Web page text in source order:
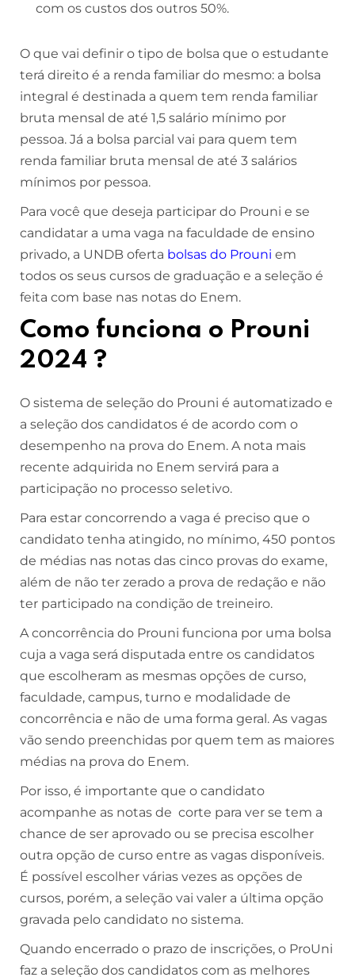
com os custos dos outros 50%.
O que vai definir o tipo de bolsa que o estudante
terá direito é a renda familiar do mesmo: a bolsa
integral é destinada a quem tem renda familiar
bruta mensal de até 1,5 salário mínimo por
pessoa. Já a bolsa parcial vai para quem tem
renda familiar bruta mensal de até 3 salários
mínimos por pessoa.
Para você que deseja participar do Prouni e se
candidatar a uma vaga na faculdade de ensino
privado, a UNDB oferta bolsas do Prouni em
todos os seus cursos de graduação e a seleção é
feita com base nas notas do Enem.
Como funciona o Prouni
2024 ?
O sistema de seleção do Prouni é automatizado e
a seleção dos candidatos é de acordo com o
desempenho na prova do Enem. A nota mais
recente adquirida no Enem servirá para a
participação no processo seletivo.
Para estar concorrendo a vaga é preciso que o
candidato tenha atingido, no mínimo, 450 pontos
de médias nas notas das cinco provas do exame,
além de não ter zerado a prova de redação e não
ter participado na condição de treineiro.
A concorrência do Prouni funciona por uma bolsa
cuja a vaga será disputada entre os candidatos
que escolheram as mesmas opções de curso,
faculdade, campus, turno e modalidade de
concorrência e não de uma forma geral. As vagas
vão sendo preenchidas por quem tem as maiores
médias na prova do Enem.
Por isso, é importante que o candidato
acompanhe as notas de corte para ver se tem a
chance de ser aprovado ou se precisa escolher
outra opção de curso entre as vagas disponíveis.
É possível escolher várias vezes as opções de
cursos, porém, a seleção vai valer a última opção
gravada pelo candidato no sistema.
Quando encerrado o prazo de inscrições, o ProUni
faz a seleção dos candidatos com as melhores